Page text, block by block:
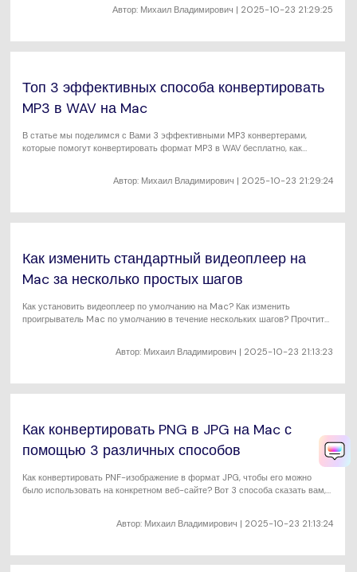
Автор: Михаил Владимирович | 2025-10-23 21:29:25
Топ 3 эффективных способа конвертировать
MP3 в WAV на Mac
В статье мы поделимся с Вами 3 эффективными MP3 конвертерами,
которые помогут конвертировать формат MP3 в WAV бесплатно, как
Автор: Михаил Владимирович | 2025-10-23 21:29:24
Как изменить стандартный видеоплеер на
Mac за несколько простых шагов
Как установить видеоплеер по умолчанию на Mac? Как изменить
проигрыватель Mac по умолчанию в течение нескольких шагов? Прочтите
Автор: Михаил Владимирович | 2025-10-23 21:13:23
Как конвертировать PNG в JPG на Mac с
помощью 3 различных способов
Как конвертировать PNF-изображение в формат JPG, чтобы его можно
было использовать на конкретном веб-сайте? Вот 3 способа сказать вам,
изображениями PNG и JPG. Надеюсь, это поможет вам.
Автор: Михаил Владимирович | 2025-10-23 21:13:24